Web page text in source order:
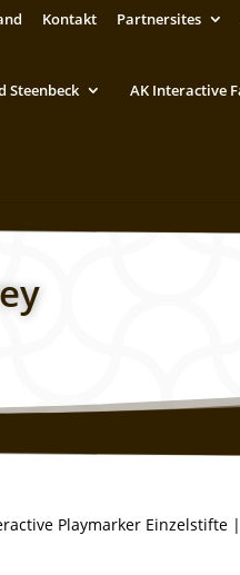
Kontakt Partnersites
Steenbeck AK Interactive
Playmarker Einzelstifte